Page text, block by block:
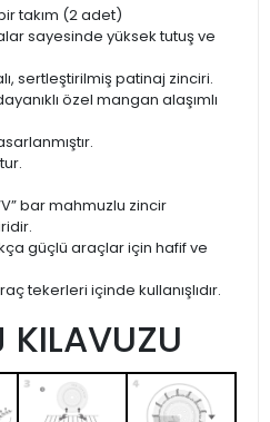
takım (2 adet)
sayesinde yüksek tutuş ve
sertleştirilmiş patinaj zinciri.
özel mangan alaşımlı
bar mahmuzlu zincir
güçlü araçlar için hafif ve
tekerleri içinde kullanışlıdır.